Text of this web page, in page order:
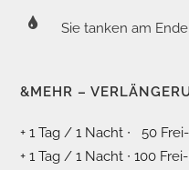
Sie tanken am
&MEHR –
+ 1 Tag / 1 Nacht ∙ 50
+ 1 Tag / 1 Nacht ∙ 100